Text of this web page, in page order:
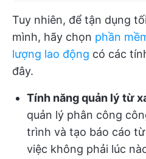
Tuy nhiên, để tận dụng
mình, hãy chọn phần
lượng lao động có các
đây.
Tính năng quản lý từ
quản lý phân công
trình và tạo báo cáo
việc không phải lúc